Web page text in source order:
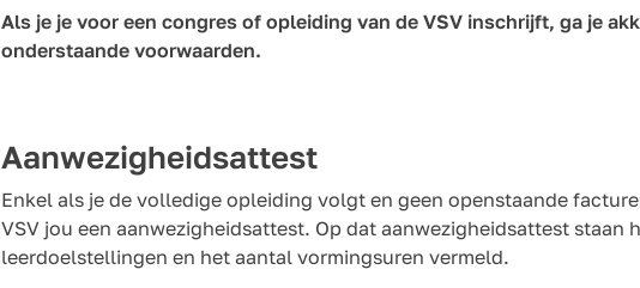
Als je je voor een congres of opleiding van de VSV inschrijft, ga je
onderstaande voorwaarden.
Aanwezigheidsattest
Enkel als je de volledige opleiding volgt en geen openstaande
VSV jou een aanwezigheidsattest. Op dat aanwezigheidsattest staan
leerdoelstellingen en het aantal vormingsuren vermeld.